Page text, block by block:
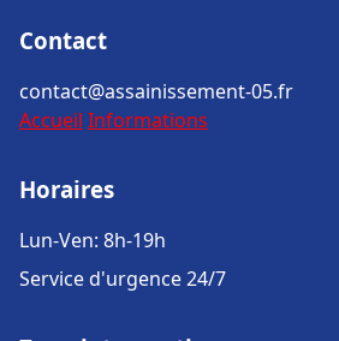
Contact
contact@assainissement-05.fr
Accueil Informations
Horaires
Lun-Ven: 8h-19h
Service d'urgence 24/7